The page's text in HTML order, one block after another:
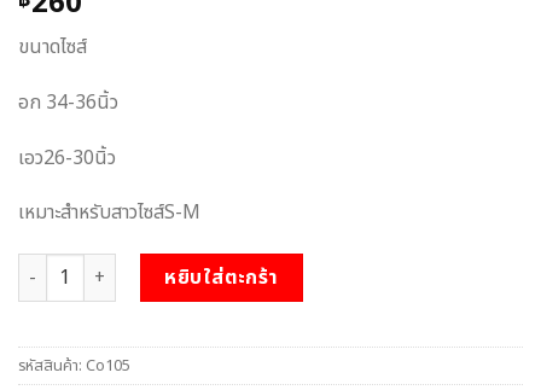
ขนาดไซส์
อก 34-36นิ้ว
เอว26-30นิ้ว
เหมาะสำหรับสาวไซส์S-M
จำนวน ชุดกระต่ายน้อยบันนี่ ชิ้น
หยิบใส่ตะกร้า
รหัสสินค้า: Co105